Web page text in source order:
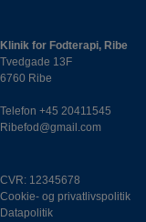
Klinik for Fodterapi, Ribe
Tvedgade 13F
6760 Ribe
Telefon +45 20411545
Ribefod@gmail.com
CVR: 12345678
Cookie- og privatlivspolitik
Datapolitik